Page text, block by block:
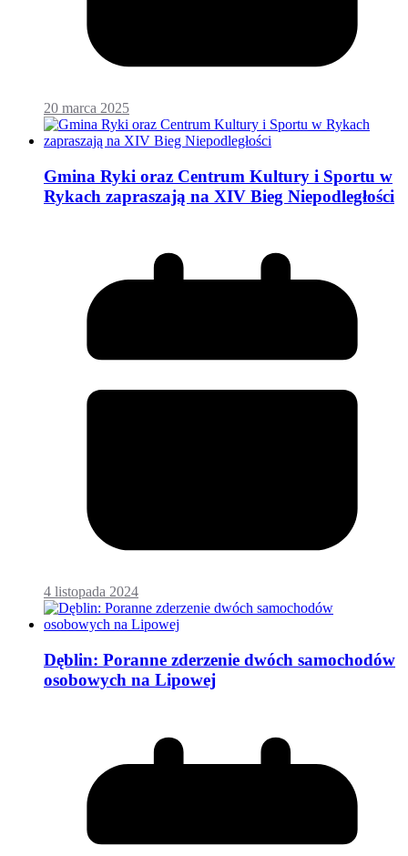
20 marca 2025
Gmina Ryki oraz Centrum Kultury i Sportu w
Rykach zapraszają na XIV Bieg Niepodległości
4 listopada 2024
Dęblin: Poranne zderzenie dwóch samochodów
osobowych na Lipowej